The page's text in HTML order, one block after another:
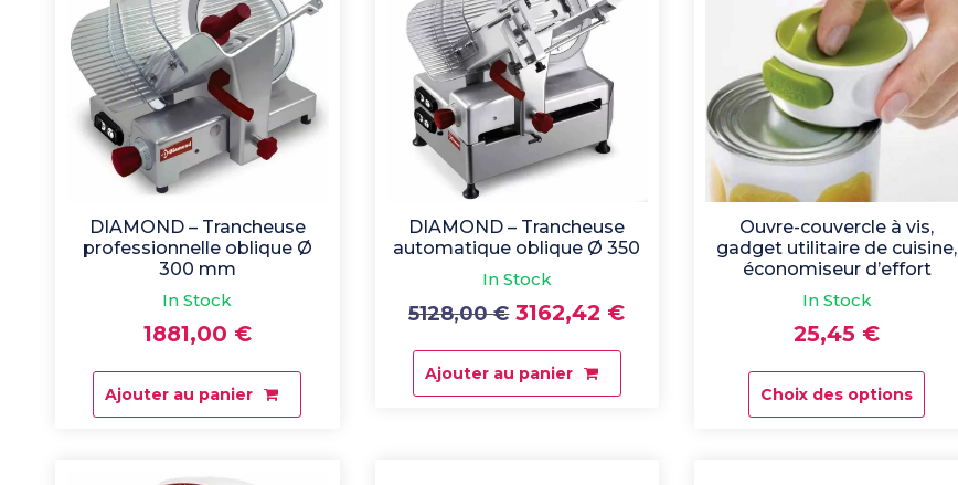
u
s
r
é
c
e
n
t
a
u
u
a
DIAMOND – Trancheuse
professionnelle oblique Ø
300 mm
In Stock
1881,00 €
Ajouter au panier
DIAMOND – Trancheuse
automatique oblique Ø 350
In Stock
5128,00€ Le
initial
3162,42 €Le
Ajouter au panier
Ouvre-couvercle à vis,
gadget utilitaire de cuisine,
économiseur d’effort
In Stock
25,45 €
Choix des options
Ce